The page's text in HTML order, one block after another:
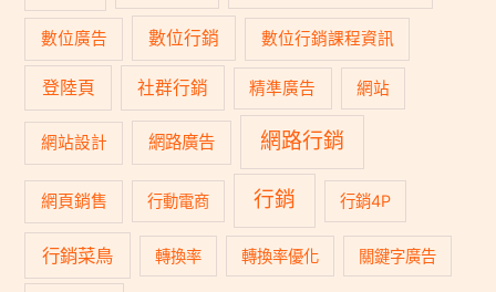
數位廣告 數位行銷 數位行銷課程資訊
登陸頁 社群行銷 精準廣告 網站
網站設計 網路廣告 網路行銷
網頁銷售 行動電商 行銷 行銷4P
行銷菜鳥 轉換率 轉換率優化 關鍵字廣告